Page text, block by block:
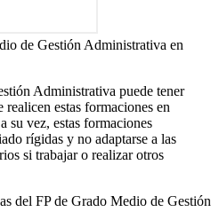
de Gestión Administrativa en
Administrativa puede tener
realicen estas formaciones en
su vez, estas formaciones
rígidas y no adaptarse a las
si trabajar o realizar otros
del FP de Grado Medio de Gestión